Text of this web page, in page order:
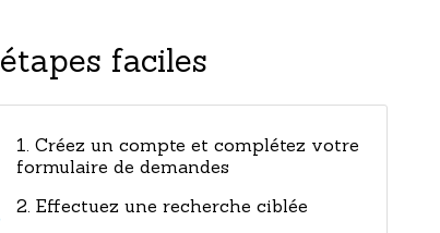
étapes faciles
1. Créez un compte et complétez votre
formulaire de demandes
2. Effectuez une recherche ciblée